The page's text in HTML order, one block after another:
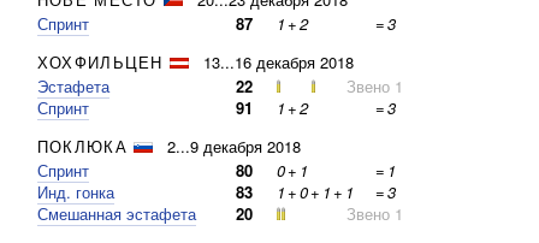
Спринт
87 1+2 =3
ХОХФИЛЬЦЕН
13...16 декабря 2018
Эстафета
22
Звено 1
Спринт
91 1+2 =3
ПОКЛЮКА
2...9 декабря 2018
Спринт
80 0+ 1 = 1
Инд. гонка
83 1+0+ 1+ 1 =3
Смешанная эстафета
20 Звено 1